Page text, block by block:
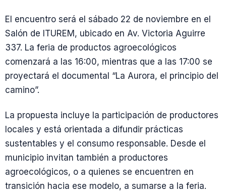
El encuentro será el sábado 22 de noviembre en el
Salón de ITUREM, ubicado en Av. Victoria Aguirre
337. La feria de productos agroecológicos
comenzará a las 16:00, mientras que a las 17:00 se
proyectará el documental “La Aurora, el principio del
camino”.
La propuesta incluye la participación de productores
locales y está orientada a difundir prácticas
sustentables y el consumo responsable. Desde el
municipio invitan también a productores
agroecológicos, o a quienes se encuentren en
transición hacia ese modelo, a sumarse a la feria.